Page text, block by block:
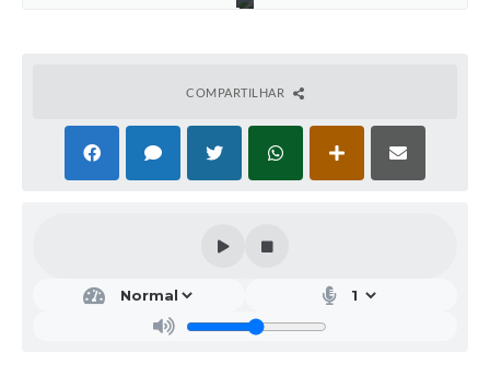
COMPARTILHAR